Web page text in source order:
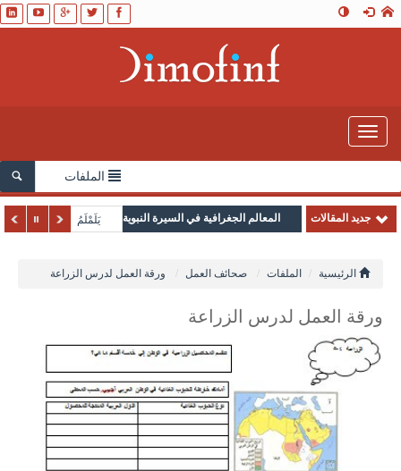
Toggle
navigation
الملفات
جديد المقالات المعالم الجغرافية في السيرة النبوية يَلَمْلَمُ
الرئيسية الملفات صحائف العمل ورقة العمل لدرس الزراعة
ورقة العمل لدرس الزراعة